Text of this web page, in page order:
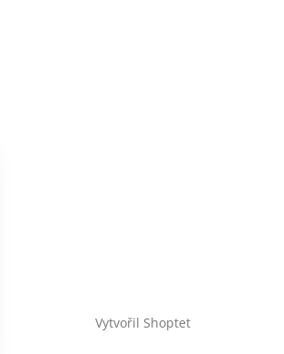
Vytvořil Shoptet